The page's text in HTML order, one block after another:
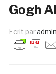
Gogh
Ecrit paradmin